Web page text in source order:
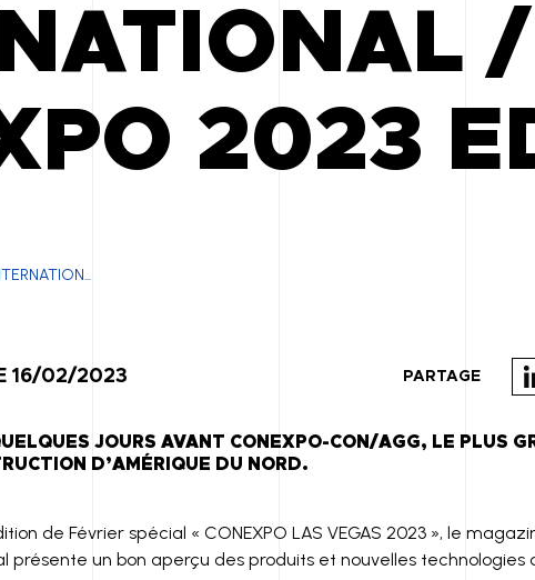
/
2023
16/02/2023 PARTAGE
D
I
JOURS AVANT CONEXPO-CON/AGG, LE PLUS
D’AMÉRIQUE DU NORD.
de Février spécial « CONEXPO LAS VEGAS 2023 », le
présente un bon aperçu des produits et nouvelles technologies